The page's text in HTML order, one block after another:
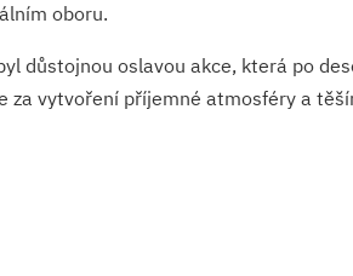
oboru.
důstojnou oslavou akce, která po
za vytvoření příjemné atmosféry a